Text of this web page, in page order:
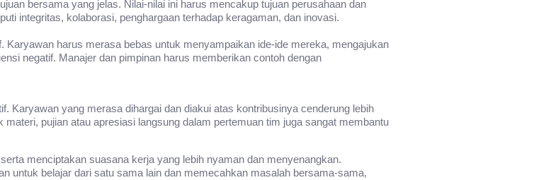
bersama yang jelas. Nilai-nilai ini harus mencakup tujuan perusahaan dan
integritas, kolaborasi, penghargaan terhadap keragaman, dan inovasi.
harus merasa bebas untuk menyampaikan ide-ide mereka, mengajukan
negatif. Manajer dan pimpinan harus memberikan contoh dengan
Karyawan yang merasa dihargai dan diakui atas kontribusinya cenderung lebih
pujian atau apresiasi langsung dalam pertemuan tim juga sangat membantu
menciptakan suasana kerja yang lebih nyaman dan menyenangkan.
untuk belajar dari satu sama lain dan memecahkan masalah bersama-sama,